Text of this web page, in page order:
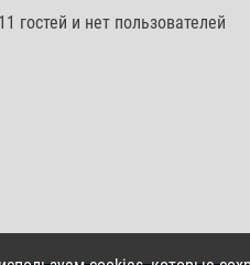
гостей и нет пользователей